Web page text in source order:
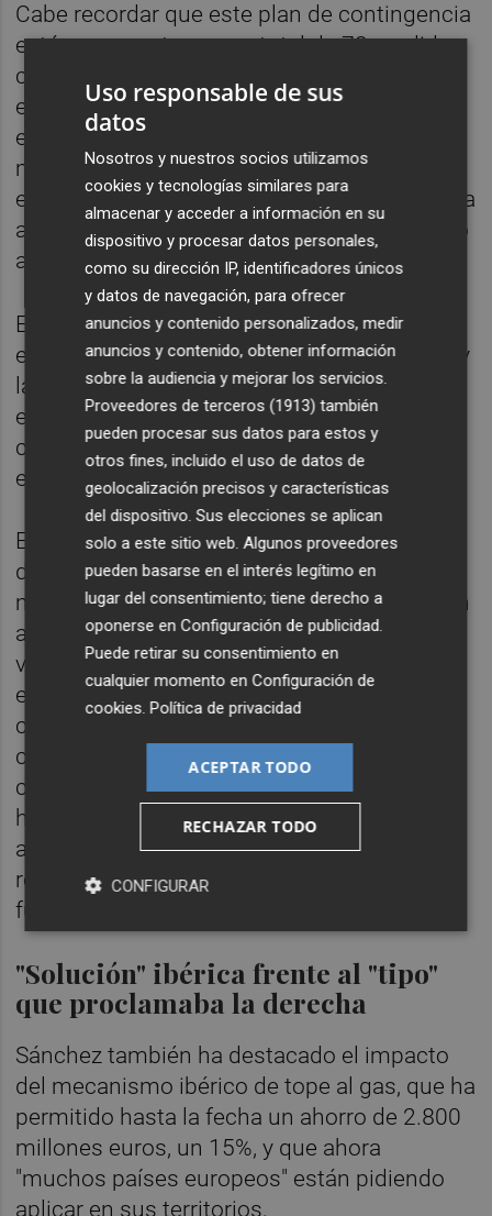
Cabe recordar que este plan de contingencia
está compuesto por un total de 73 medidas
con el objetivo alcanzar un ahorro adicional
en el consumo de gas natural en el país de
entre un 5,1% y un 13,5% entre el pasado
mes de agosto y mayo de 2023, el período
establecido por la Comisión Europea, de cara
a afrontar este otoño/invierno en el contexto
actual de crisis por la guerra de Ucrania.
En concreto, el plan de 73 medidas se
engloba en seis grandes bloques: El ahorro y
la eficiencia, el impulso a la transición
ecológica, la protección de los
consumidores, la fiscalidad, la autonomía
energética y la solidaridad con Europa.
Entre las principales medidas, de las que se
debe desarrollar en el mínimo plazo su
marco regulatorio para su aplicación, figuran
ampliar la protección de los consumidores
vulnerables -con una mayor cobertura para
el bono térmico y eléctrico y una mayor
cantidad de población con protección-, así
como trabajar en una propuesta para las
calderas comunitarias -unos 1,6 millones de
hogares que actualmente no se pueden
acoger a la TUR del gas natural- de cara a
rebajar su factura este invierno, precisaron
fuentes del Ministerio.
"Solución" ibérica frente al "tipo"
que proclamaba la derecha
Sánchez también ha destacado el impacto
del mecanismo ibérico de tope al gas, que ha
permitido hasta la fecha un ahorro de 2.800
millones euros, un 15%, y que ahora
"muchos países europeos" están pidiendo
aplicar en sus territorios.
Uso responsable de sus
datos
Nosotros y nuestros socios utilizamos
cookies y tecnologías similares para
almacenar y acceder a información en su
dispositivo y procesar datos personales,
como su dirección IP, identificadores únicos
y datos de navegación, para ofrecer
anuncios y contenido personalizados, medir
anuncios y contenido, obtener información
sobre la audiencia y mejorar los servicios.
Proveedores de terceros (1913) también
pueden procesar sus datos para estos y
otros fines, incluido el uso de datos de
geolocalización precisos y características
del dispositivo. Sus elecciones se aplican
solo a este sitio web. Algunos proveedores
pueden basarse en el interés legítimo en
lugar del consentimiento; tiene derecho a
oponerse enConfiguración de publicidad.
Puede retirar su consentimiento en
cualquier momento enConfiguración de
cookies.Política de privacidad
ACEPTAR TODO
RECHAZAR TODO
CONFIGURAR